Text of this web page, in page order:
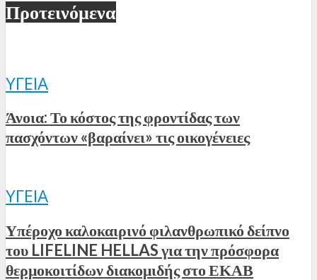
Προτεινόμενα
ΥΓΕΊΑ
Άνοια: Το κόστος της φροντίδας των
πασχόντων «βαραίνει» τις οικογένειες
ΥΓΕΊΑ
Υπέροχο καλοκαιρινό φιλανθρωπικό δείπνο
του LIFELINE HELLAS για την πρόσφορα
θερμοκοιτίδων διακομιδής στο ΕΚΑΒ